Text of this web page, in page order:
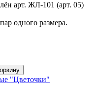
арт. ЖЛ-101 (арт. 05)
одного размера.